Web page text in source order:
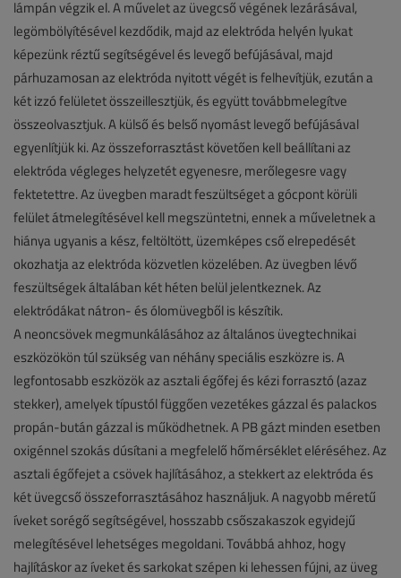
lámpán végzik el. A művelet az üvegcső végének lezárásával,
legömbölyítésével kezdődik, majd az elektróda helyén lyukat
képezünk réztű segítségével és levegő befújásával, majd
párhuzamosan az elektróda nyitott végét is felhevítjük, ezután a
két izzó felületet összeillesztjük, és együtt továbbmelegítve
összeolvasztjuk. A külső és belső nyomást levegő befújásával
egyenlítjük ki. Az összeforrasztást követően kell beállítani az
elektróda végleges helyzetét egyenesre, merőlegesre vagy
fektetettre. Az üvegben maradt feszültséget a gócpont körüli
felület átmelegítésével kell megszüntetni, ennek a műveletnek a
hiánya ugyanis a kész, feltöltött, üzemképes cső elrepedését
okozhatja az elektróda közvetlen közelében. Az üvegben lévő
feszültségek általában két héten belül jelentkeznek. Az
elektródákat nátron- és ólomüvegből is készítik.
A neoncsövek megmunkálásához az általános üvegtechnikai
eszközökön túl szükség van néhány speciális eszközre is. A
legfontosabb eszközök az asztali égőfej és kézi forrasztó (azaz
stekker), amelyek típustól függően vezetékes gázzal és palackos
propán-bután gázzal is működhetnek. A PB gázt minden esetben
oxigénnel szokás dúsítani a megfelelő hőmérséklet eléréséhez. Az
asztali égőfejet a csövek hajlításához, a stekkert az elektróda és
két üvegcső összeforrasztásához használjuk. A nagyobb méretű
íveket sorégő segítségével, hosszabb csőszakaszok egyidejű
melegítésével lehetséges megoldani. Továbbá ahhoz, hogy
hajlításkor az íveket és sarkokat szépen ki lehessen fújni, az üveg